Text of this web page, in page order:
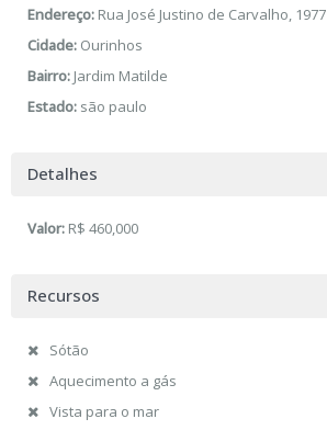
Endereço: Rua José Justino de Carvalho, 1977
Cidade: Ourinhos
Bairro: Jardim Matilde
Estado: são paulo
Detalhes
Valor: R$ 460,000
Recursos
Sótão
Aquecimento a gás
Vista para o mar